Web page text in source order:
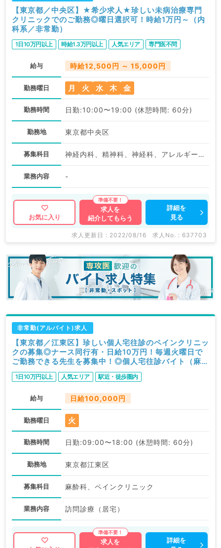
【東京都／中央区】★希少求人★珍しい未病治療専門
クリニックでのご勤務◎曜日選択可！時給1万円～（内
科系／非常勤）
1日10万円以上 時給1.3万円以上 人気エリア 専門医不問
給与 時給12,500円 ～ 15,000円
勤務曜日 月 火 水 木 金
勤務時間 日勤:10:00〜19:00 (休憩時間: 60分)
勤務地 東京都中央区
募集科目 神経内科、精神科、神経科、アレルギー科、リウマチ科、小児科、整形外科、形成外科、美容外科、脳神経外科、呼吸器外科、心臓血管外科、小児外科、皮膚科、泌尿器科、産婦人科、産科、婦人科、眼科、耳鼻咽喉科、気管食道科、放射線科、リハビリテーション科、麻酔科、ペインクリニック、人工透析科、緩和ケア科、一般内科、循環器内科、呼吸器内科、消化器内科、内分泌・代謝内科、腎臓内科、老年内科、血液内科、外科系全般、一般外科、消化器外科、乳腺外科、総合診療科、美容皮膚科、健診・人間ドック、救急科・ＩＣＵ、病理科、基礎医学系、膠原病科、スポーツ整形外科、大腸・肛門外科、その他、産業医、科目不問
業務内容 -
お気に入り
求人を
紹介してもらう
詳細を
見る
求人更新日 : 2022/08/16 求人No. : 637703
非常勤(アルバイト)求人
【東京都／江東区】珍しい個人宅往診のペインクリニッ
クの募集◎ナース同行有・日給10万円！毎週火曜日で
ご勤務できる先生を募集中！◎個人宅往診バイト（麻酔
科、ペインクリニック／非常勤）
1日10万円以上 人気エリア 駅近・徒歩圏内
給与 日給100,000円
勤務曜日 火
勤務時間 日勤:09:00〜18:00 (休憩時間: 60分)
勤務地 東京都江東区
募集科目 麻酔科、ペインクリニック
業務内容 訪問診療（居宅）
求人を
詳細を